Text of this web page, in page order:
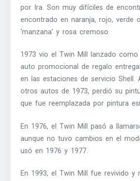
por Ira. Son muy difíciles de
encontrado en naranja, rojo, verde
‘manzana’ y rosa cremoso.
1973 vio el Twin Mill lanzado como
auto promocional de regalo
en las estaciones de servicio Shell.
otros autos de 1973, perdió su
que fue reemplazada por pintura
En 1976, el Twin Mill pasó a
aunque no tuvo cambios en el
usó en 1976 y 1977.
En 1993, el Twin Mill fue revivido y